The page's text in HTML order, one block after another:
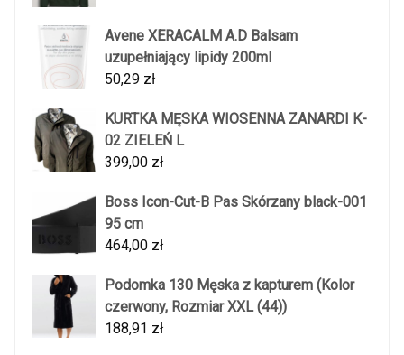
Avene XERACALM A.D Balsam
uzupełniający lipidy 200ml
50,29 zł
KURTKA MĘSKA WIOSENNA ZANARDI K-
02 ZIELEŃ L
399,00 zł
Boss Icon-Cut-B Pas Skórzany black-001
95 cm
464,00 zł
Podomka 130 Męska z kapturem (Kolor
czerwony, Rozmiar XXL (44))
188,91 zł